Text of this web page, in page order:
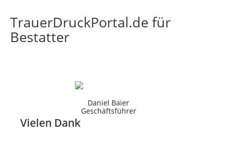
TrauerDruckPortal.de für
Bestatter
Vielen Dank
Daniel Baier
Geschäftsführer